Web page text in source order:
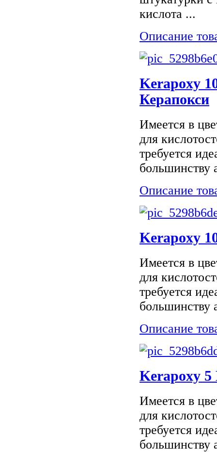
кислота ...
Описание
Kerapoxy
Керапокси
Имеется в
для
требуется
большинству
Описание
Kerapoxy
Имеется в
для
требуется
большинству
Описание
Kerapoxy 5
Имеется в
для
требуется
большинству